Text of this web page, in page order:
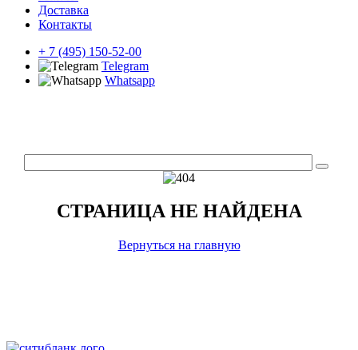
Доставка
Контакты
+ 7 (495) 150-52-00
Telegram
Whatsapp
СТРАНИЦА НЕ НАЙДЕНА
Вернуться на главную